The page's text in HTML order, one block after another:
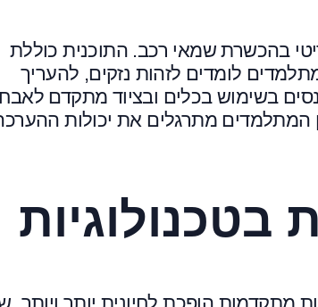
בהכשרת שמאי רכב. התוכנית כוללת
לומדים לזהות נזקים, להעריך
בשימוש בכלים ובציוד מתקדם
המתלמדים מתרגלים את יכולות